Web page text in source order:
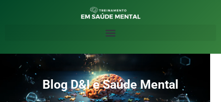
Blog D&I e Saúde Mental